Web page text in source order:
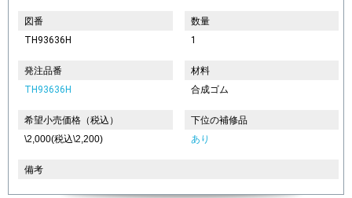
図番
TH93636H
数量
1
発注品番
TH93636H
材料
合成ゴム
希望小売価格（税込）
\2,000(税込\2,200)
下位の補修品
あり
備考